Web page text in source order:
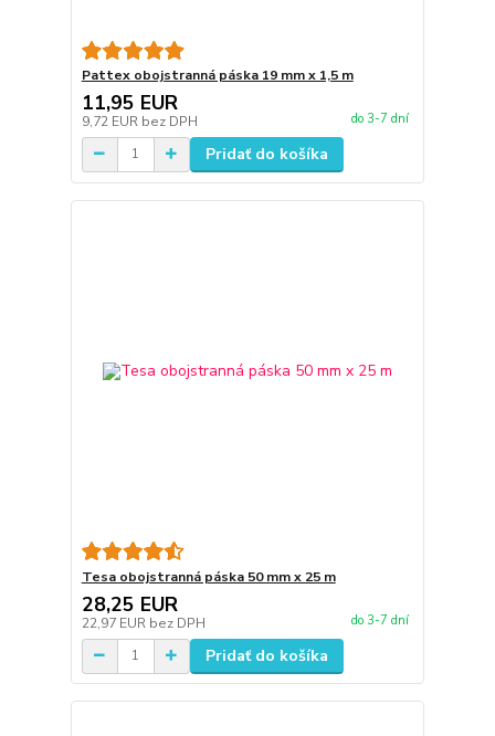
Pattex obojstranná páska 19 mm x 1,5 m
11,95 EUR
9,72 EUR bez DPH do 3-7 dní
Pridať do košíka
Tesa obojstranná páska 50 mm x 25 m
28,25 EUR
22,97 EUR bez DPH do 3-7 dní
Pridať do košíka